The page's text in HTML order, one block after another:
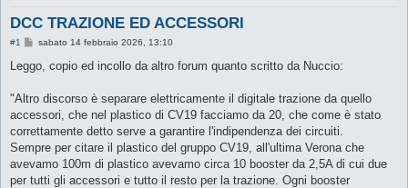
DCC TRAZIONE ED ACCESSORI
#1
M
s
s
g
i
o
sabato 14 febbraio 2026, 13:10
Leggo, copio ed incollo da altro forum quanto scritto da Nuccio:
"Altro discorso è separare elettricamente il digitale trazione da quello
accessori, che nel plastico di CV19 facciamo da 20, che come è stato
correttamente detto serve a garantire l'indipendenza dei circuiti.
Sempre per citare il plastico del gruppo CV19, all'ultima Verona che
avevamo 100m di plastico avevamo circa 10 booster da 2,5A di cui due
per tutti gli accessori e tutto il resto per la trazione. Ogni booster